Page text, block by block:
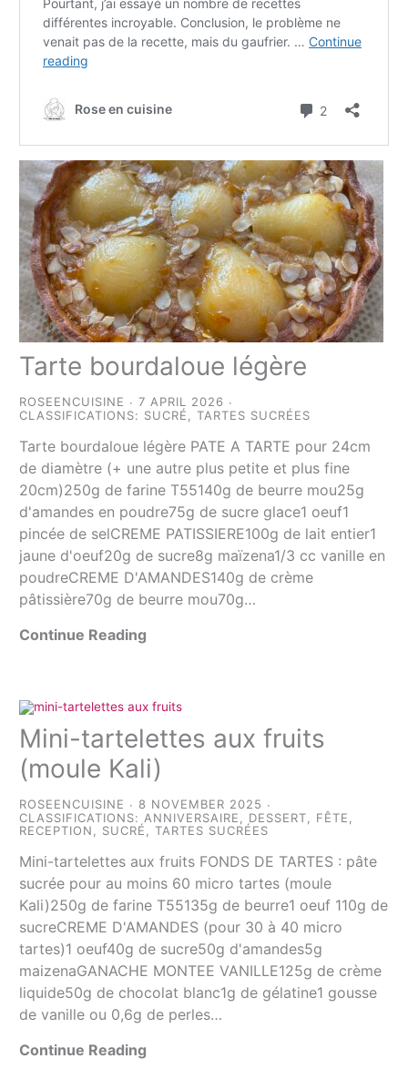
Tarte bourdaloue légère
ROSEENCUISINE
7 APRIL 2026
CLASSIFICATIONS: SUCRÉ,TARTES SUCRÉES
Tarte bourdaloue légère PATE A TARTE pour 24cm
de diamètre (+ une autre plus petite et plus fine
20cm)250g de farine T55140g de beurre mou25g
d'amandes en poudre75g de sucre glace1 oeuf1
pincée de selCREME PATISSIERE100g de lait entier1
jaune d'oeuf20g de sucre8g maïzena1/3 cc vanille en
poudreCREME D'AMANDES140g de crème
pâtissière70g de beurre mou70g…
Continue Reading
Mini-tartelettes aux fruits
(moule Kali)
ROSEENCUISINE
8 NOVEMBER 2025
CLASSIFICATIONS: ANNIVERSAIRE DESSERT FÊTE
RECEPTION
SUCRÉ ,TARTES SUCRÉES
Mini-tartelettes aux fruits FONDS DE TARTES : pâte
sucrée pour au moins 60 micro tartes (moule
Kali)250g de farine T55135g de beurre1 oeuf 110g de
sucreCREME D'AMANDES (pour 30 à 40 micro
tartes)1 oeuf40g de sucre50g d'amandes5g
maizenaGANACHE MONTEE VANILLE125g de crème
liquide50g de chocolat blanc1g de gélatine1 gousse
de vanille ou 0,6g de perles…
Continue Reading